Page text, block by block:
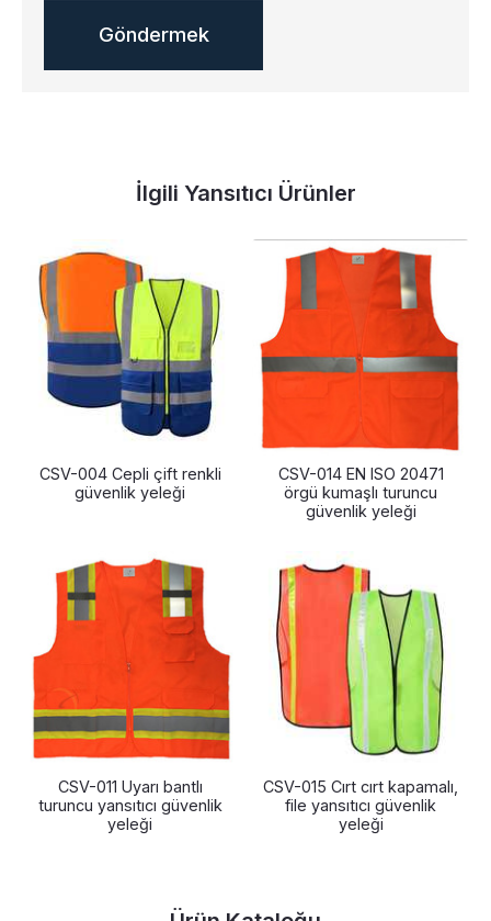
İlgili Yansıtıcı Ürünler
CSV-004 Cepli çift renkli
güvenlik yeleği
CSV-014 EN ISO 20471
örgü kumaşlı turuncu
güvenlik yeleği
CSV-011 Uyarı bantlı
turuncu yansıtıcı güvenlik
yeleği
CSV-015 Cırt cırt kapamalı,
file yansıtıcı güvenlik
yeleği